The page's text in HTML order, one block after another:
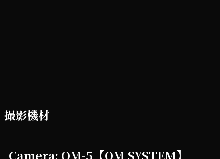
撮影機材
Camera: OM-5【OM SYSTEM】